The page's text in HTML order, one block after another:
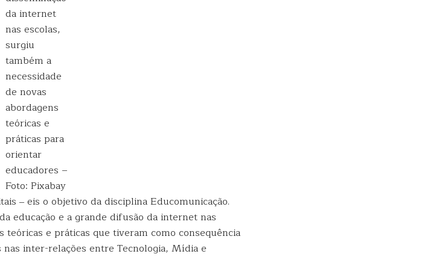
da internet
nas escolas,
surgiu
também a
necessidade
de novas
abordagens
teóricas e
práticas para
orientar
educadores –
Foto: Pixabay
‒ eis o objetivo da disciplina Educomunicação.
educação e a grande difusão da internet nas
teóricas e práticas que tiveram como consequência
inter-relações entre Tecnologia, Mídia e